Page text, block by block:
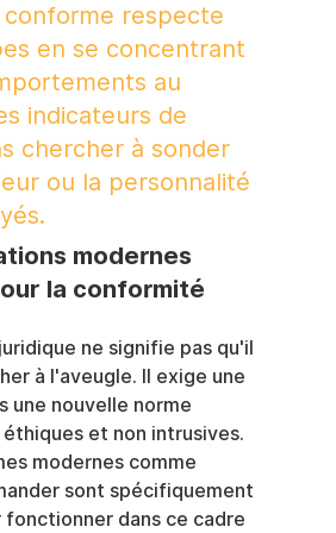
conforme respecte
en se concentrant
au
indicateurs de
chercher à sonder
ou la personnalité
modernes
la conformité
ne signifie pas qu'il
à l'aveugle. Il exige une
une nouvelle norme
et non intrusives.
modernes comme
sont spécifiquement
fonctionner dans ce cadre